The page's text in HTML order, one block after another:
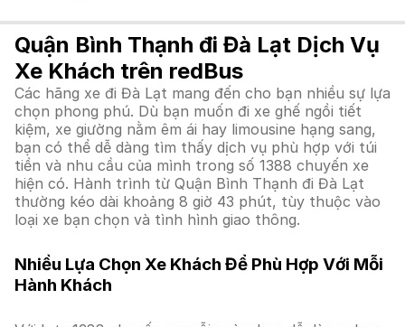
Quận Bình Thạnh đi Đà Lạt Dịch Vụ
Xe Khách trên redBus
Các hãng xe đi Đà Lạt mang đến cho bạn nhiều sự lựa
chọn phong phú. Dù bạn muốn đi xe ghế ngồi tiết
kiệm, xe giường nằm êm ái hay limousine hạng sang,
bạn có thể dễ dàng tìm thấy dịch vụ phù hợp với túi
tiền và nhu cầu của mình trong số 1388 chuyến xe
hiện có. Hành trình từ Quận Bình Thạnh đi Đà Lạt
thường kéo dài khoảng 8 giờ 43 phút, tùy thuộc vào
loại xe bạn chọn và tình hình giao thông.
Nhiều Lựa Chọn Xe Khách Để Phù Hợp Với Mỗi
Hành Khách